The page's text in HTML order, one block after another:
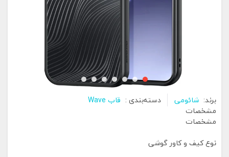
برند: شائومی دسته‌بندی : قاب Wave
مشخصات
مشخصات
نوع کیف و کاور گوشی